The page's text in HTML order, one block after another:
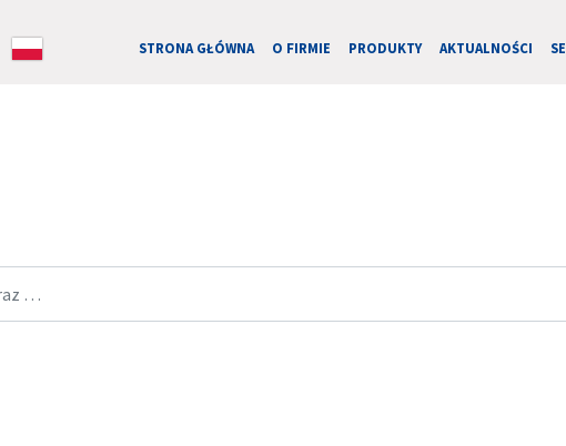
STRONA GŁÓWNA O FIRMIE PRODUKTY AKTUALNOŚCI